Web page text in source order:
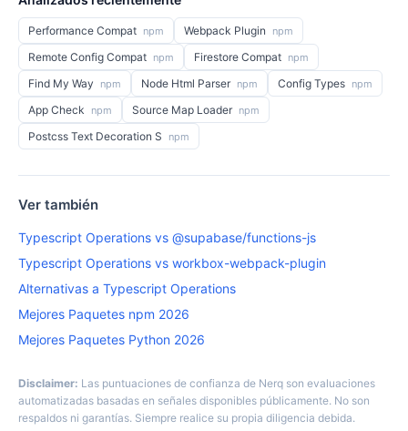
Performance Compat npm Webpack Plugin npm
Remote Config Compat npm Firestore Compat npm
Find My Way npm Node Html Parser npm Config Types npm
App Check npm Source Map Loader npm
Postcss Text Decoration S npm
Ver también
Typescript Operations vs @supabase/functions-js
Typescript Operations vs workbox-webpack-plugin
Alternativas a Typescript Operations
Mejores Paquetes npm 2026
Mejores Paquetes Python 2026
Disclaimer: Las puntuaciones de confianza de Nerq son evaluaciones
automatizadas basadas en señales disponibles públicamente. No son
respaldos ni garantías. Siempre realice su propia diligencia debida.